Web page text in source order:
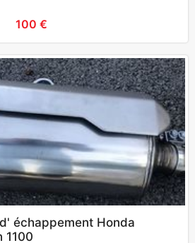
100 €
échappement Honda
1100